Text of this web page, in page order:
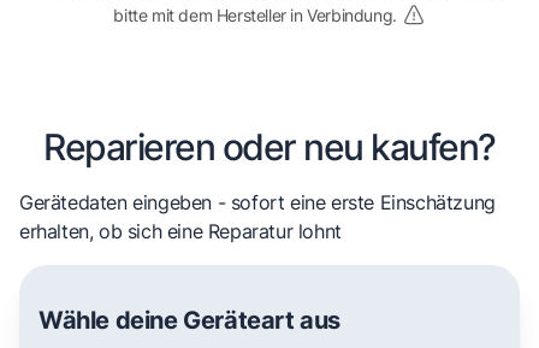
bitte mit dem Hersteller in Verbindung.
Reparieren oder neu kaufen?
Gerätedaten eingeben - sofort eine erste Einschätzung
erhalten, ob sich eine Reparatur lohnt
Wähle deine Geräteart aus